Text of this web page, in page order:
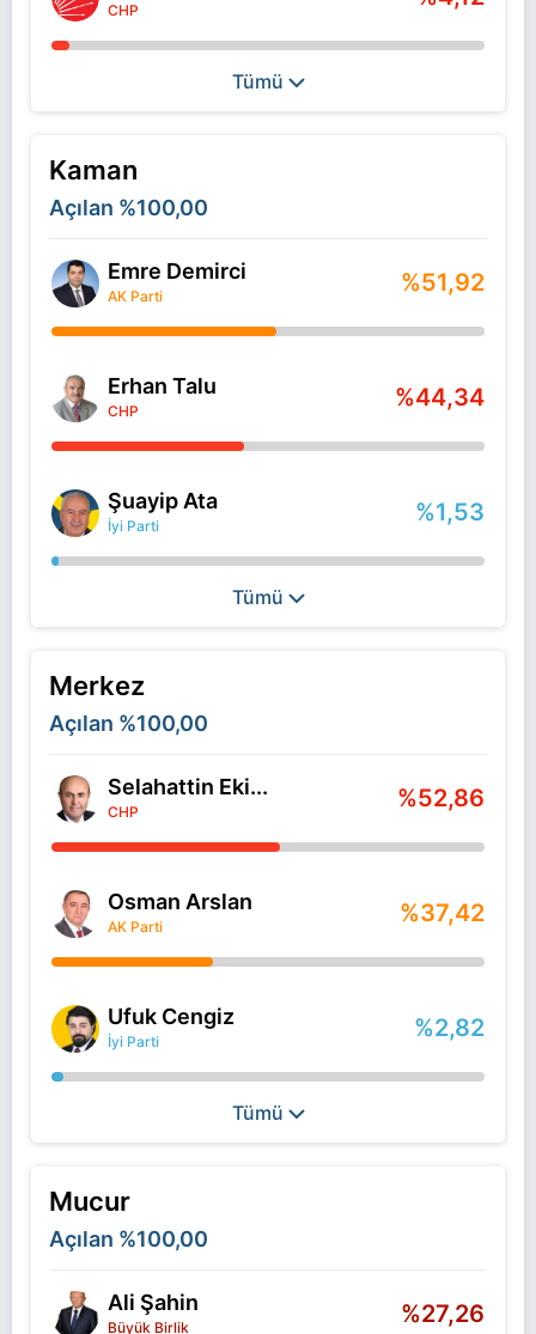
CHP
Tümü
Kaman
Açılan %100,00
Emre Demirci
AK Parti %51,92
Erhan Talu
CHP %44,34
Şuayip Ata
İyi Parti %1,53
Tümü
Merkez
Açılan %100,00
Selahattin Eki...
CHP %52,86
Osman Arslan
AK Parti %37,42
Ufuk Cengiz
İyi Parti %2,82
Tümü
Mucur
Açılan %100,00
Ali Şahin
Büyük Birlik %27,26